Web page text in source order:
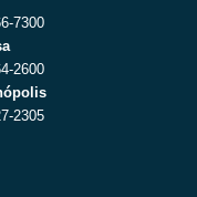
7300
2600
2305